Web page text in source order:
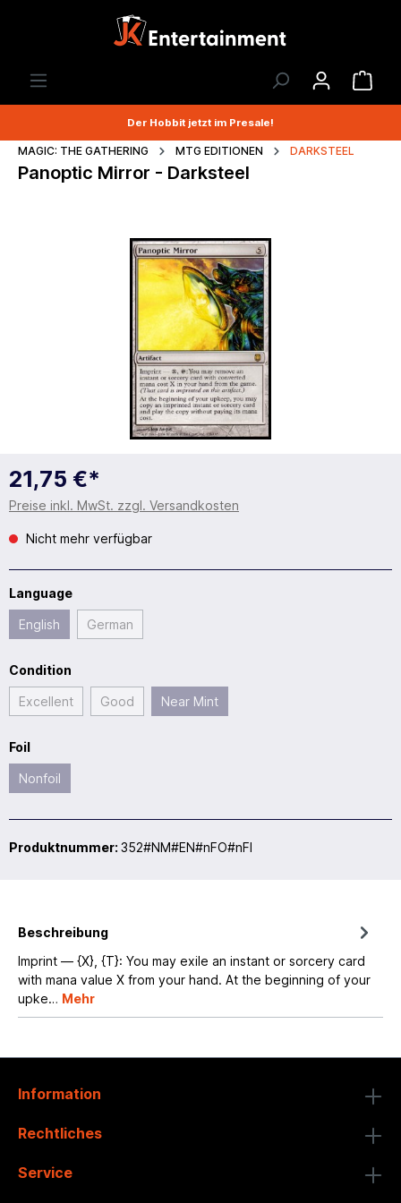
Der Hobbit jetzt im Presale!
MAGIC: THE GATHERING MTG EDITIONEN DARKSTEEL
Panoptic Mirror - Darksteel
21,75 €*
Preise inkl. MwSt. zzgl. Versandkosten
Nicht mehr verfügbar
Language
English German
Condition
Excellent Good Near Mint
Foil
Nonfoil
Produktnummer: 352#NM#EN#nFO#nFI
Beschreibung
Imprint — {X}, {T}: You may exile an instant or sorcery card
with mana value X from your hand. At the beginning of your
upke… Mehr
Information
Rechtliches
Service